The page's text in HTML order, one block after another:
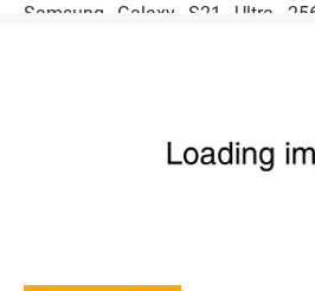
Samsung Galaxy S21 Ultra